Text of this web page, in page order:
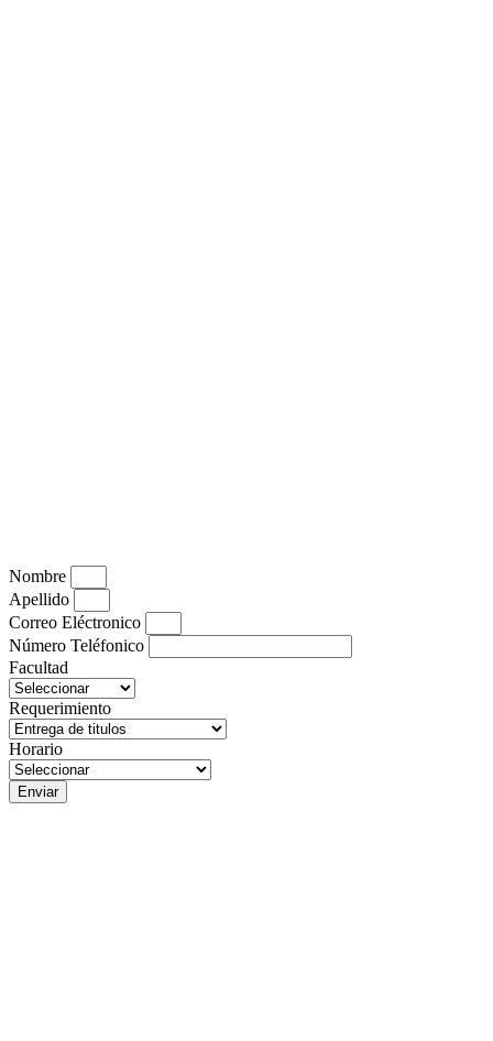
Nombre
Apellido
Correo Eléctronico
Número Teléfonico
Facultad
Requerimiento
Horario
Enviar